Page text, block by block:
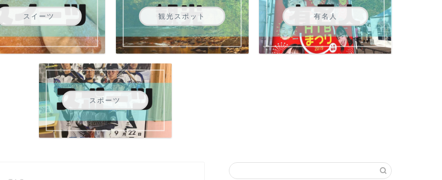
スイーツ 観光スポット 有名人
スポーツ